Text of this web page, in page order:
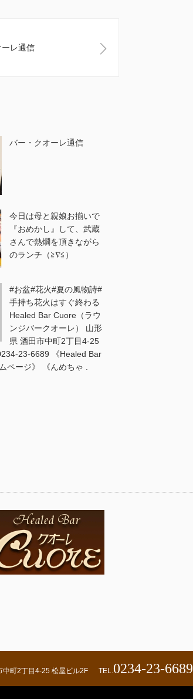
レ通信
バー・クオーレ通信
今日は母と親娘お揃いで
『おめかし』して、武蔵
さんで熱燗を頂きながら
のランチ（≧∇≦）
#お盆#花火#夏の風物詩#
手持ち花火はすぐ終わる
Healed Bar Cuore（ラウ
ンジバークオーレ） 山形
県 酒田市中町2丁目4-25
23-6689 《Healed Bar
ページ》 《んめちゃ .
中町2丁目4-25 松屋ビル2F TEL.0234-23-6689